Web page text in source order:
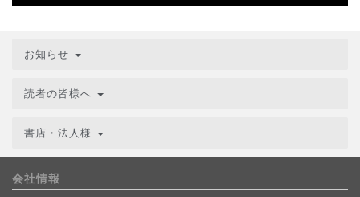
お知らせ
読者の皆様へ
書店・法人様
会社情報